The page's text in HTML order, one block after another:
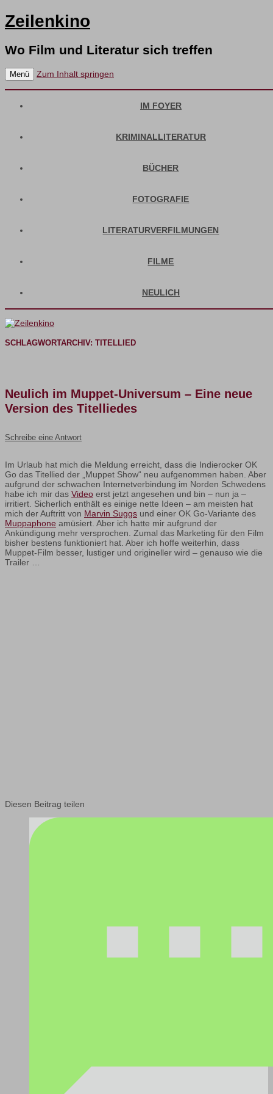
Zeilenkino
Wo Film und Literatur sich treffen
Menü Zum Inhalt springen
IM FOYER
KRIMINALLITERATUR
BÜCHER
FOTOGRAFIE
LITERATURVERFILMUNGEN
FILME
NEULICH
SCHLAGWORTARCHIV: TITELLIED
Neulich im Muppet-Universum – Eine neue
Version des Titelliedes
Schreibe eine Antwort
Im Urlaub hat mich die Meldung erreicht, dass die Indierocker OK
Go das Titellied der „Muppet Show“ neu aufgenommen haben. Aber
aufgrund der schwachen Internetverbindung im Norden Schwedens
habe ich mir das Video erst jetzt angesehen und bin – nun ja –
irritiert. Sicherlich enthält es einige nette Ideen – am meisten hat
mich der Auftritt von Marvin Suggs und einer OK Go-Variante des
Muppaphone amüsiert. Aber ich hatte mir aufgrund der
Ankündigung mehr versprochen. Zumal das Marketing für den Film
bisher bestens funktioniert hat. Aber ich hoffe weiterhin, dass
Muppet-Film besser, lustiger und origineller wird – genauso wie die
Trailer …
Diesen Beitrag teilen